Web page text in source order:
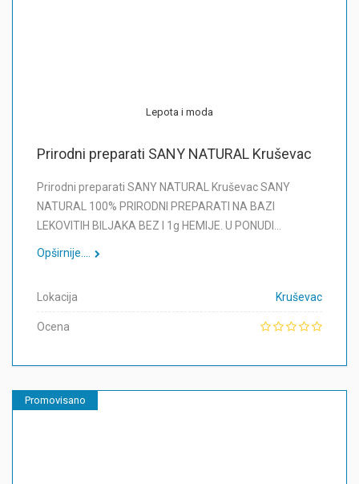
Lepota i moda
Prirodni preparati SANY NATURAL Kruševac
Prirodni preparati SANY NATURAL Kruševac SANY
NATURAL 100% PRIRODNI PREPARATI NA BAZI
LEKOVITIH BILJAKA BEZ I 1g HEMIJE. U PONUDI…
Opširnije....
Lokacija Kruševac
Ocena
Promovisano